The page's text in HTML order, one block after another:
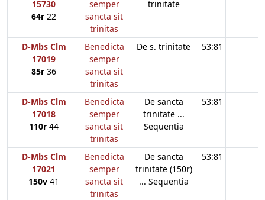
15730
64r 22
semper
sancta sit
trinitas
trinitate
D-Mbs Clm
17019
85r 36
Benedicta
semper
sancta sit
trinitas
De s. trinitate 53:81
D-Mbs Clm
17018
110r 44
Benedicta
semper
sancta sit
trinitas
De sancta
trinitate ...
Sequentia
53:81
D-Mbs Clm
17021
150v 41
Benedicta
semper
sancta sit
trinitas
De sancta
trinitate (150r)
... Sequentia
53:81